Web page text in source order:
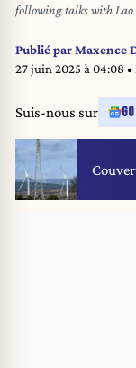
following talks with Lao
Reception House of
Schelkunov/
Publié parMaxence
27 juin 2025 à 04:08 •
Suis-nous sur